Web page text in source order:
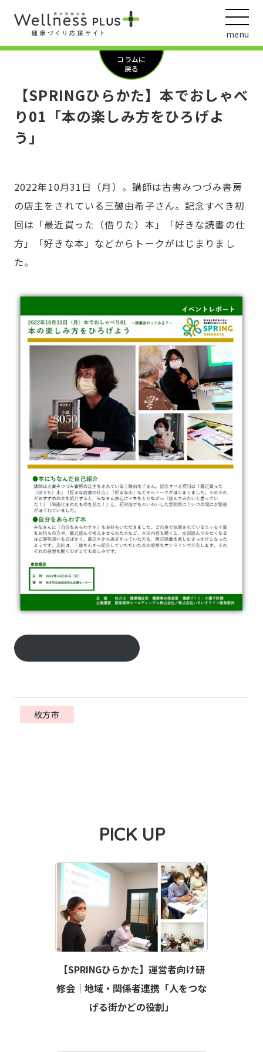
menu
コラムに
戻る
【SPRINGひらかた】本でおしゃべ
り01「本の楽しみ方をひろげよ
う」
2022年10月31日（月）。講師は古書みつづみ書房
の店主をされている三皷由希子さん。記念すべき初
回は「最近買った（借りた）本」「好きな読書の仕
方」「好きな本」などからトークがはじまりまし
た。
枚方市
PICK UP
【SPRINGひらかた】運営者向け研
修会｜地域・関係者連携「人をつな
げる街かどの役割」
ウェルネス動画
ヘルスケアの取組